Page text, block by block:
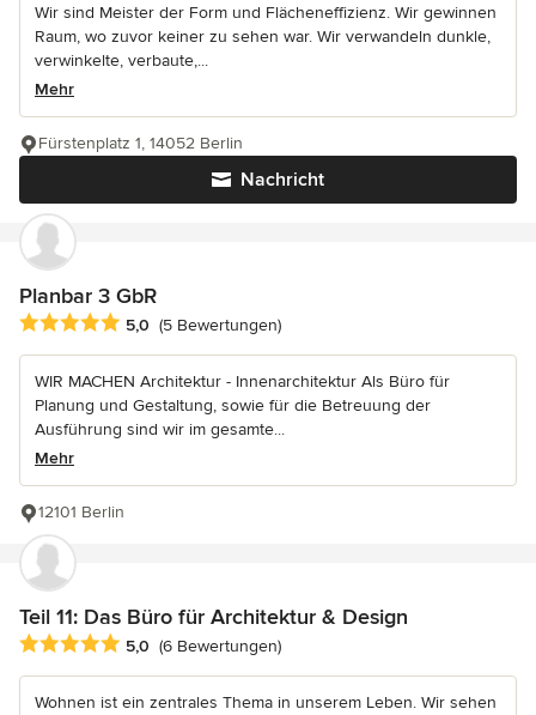
Wir sind Meister der Form und Flächeneffizienz. Wir gewinnen
Raum, wo zuvor keiner zu sehen war. Wir verwandeln dunkle,
verwinkelte, verbaute,...
Mehr
Nachricht
Fürstenplatz 1, 14052 Berlin
Planbar 3 GbR
Durchschnittliche Bewertung: 5 von 5 Sternen
5,0 (5 Bewertungen)
WIR MACHEN Architektur - Innenarchitektur Als Büro für
Planung und Gestaltung, sowie für die Betreuung der
Ausführung sind wir im gesamte...
Mehr
12101 Berlin
Teil 11: Das Büro für Architektur & Design
Durchschnittliche Bewertung: 5 von 5 Sternen
5,0 (6 Bewertungen)
Wohnen ist ein zentrales Thema in unserem Leben. Wir sehen